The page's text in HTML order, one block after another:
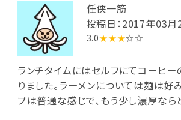
任侠一筋
投稿日：2017年03月
3.0★★★☆☆
ランチタイムにはセルフにてコーヒー
りました。ラーメンについては麺は好
プは普通な感じで、もう少し濃厚なら